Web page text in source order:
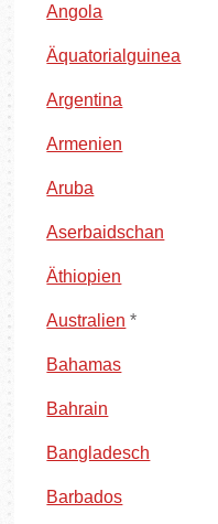
Angola
Äquatorialguinea
Argentina
Armenien
Aruba
Aserbaidschan
Äthiopien
Australien *
Bahamas
Bahrain
Bangladesch
Barbados